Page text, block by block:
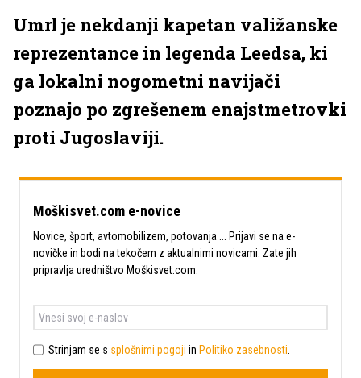
Umrl je nekdanji kapetan valižanske
reprezentance in legenda Leedsa, ki
ga lokalni nogometni navijači
poznajo po zgrešenem enajstmetrovki
proti Jugoslaviji.
Moškisvet.com e-novice
Novice, šport, avtomobilizem, potovanja ... Prijavi se na e-
novičke in bodi na tekočem z aktualnimi novicami. Zate jih
pripravlja uredništvo Moškisvet.com.
Strinjam se s splošnimi pogoji in Politiko zasebnosti